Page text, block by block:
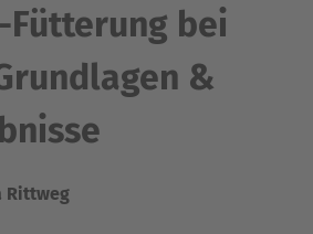
bei
&
Rittweg